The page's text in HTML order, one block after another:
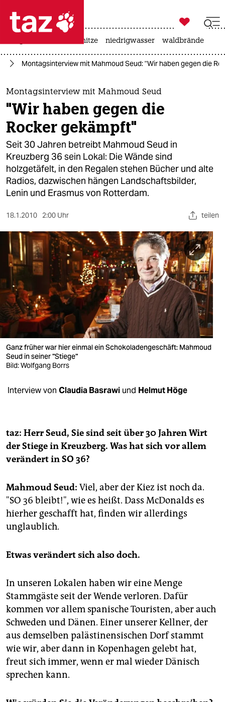
 taz zahl ich
taz zahl ich
themen
politik
öko
gesellschaft
kultur
nord
wahrheit
verlag
verlag
veranstaltungen
shop
unterstützen
genossenschaft
epaper login

taz zahl ich
hitze niedrigwasser waldbrände
Montagsinterview mit Mahmoud Seud: "Wir haben gegen die
Montagsinterview mit Mahmoud Seud
"Wir haben gegen die
Rocker gekämpft"
Seit 30 Jahren betreibt Mahmoud Seud in
Kreuzberg 36 sein Lokal: Die Wände sind
holzgetäfelt, in den Regalen stehen Bücher und alte
Radios, dazwischen hängen Landschaftsbilder,
Lenin und Erasmus von Rotterdam.
18.1.2010 2:00 Uhr teilen
Ganz früher war hier einmal ein Schokoladengeschäft: Mahmoud
Seud in seiner "Stiege"
Bild: Wolfgang Borrs
Interview von Claudia Basrawi und Helmut Höge
taz: Herr Seud, Sie sind seit über 30 Jahren Wirt
der Stiege in Kreuzberg. Was hat sich vor allem
verändert in SO 36?
Mahmoud Seud: Viel, aber der Kiez ist noch da.
"SO 36 bleibt!", wie es heißt. Dass McDonalds es
hierher geschafft hat, finden wir allerdings
unglaublich.
Etwas verändert sich also doch.
In unseren Lokalen haben wir eine Menge
Stammgäste seit der Wende verloren. Dafür
kommen vor allem spanische Touristen, aber auch
Schweden und Dänen. Einer unserer Kellner, der
aus demselben palästinensischen Dorf stammt
wie wir, aber dann in Kopenhagen gelebt hat,
freut sich immer, wenn er mal wieder Dänisch
sprechen kann.